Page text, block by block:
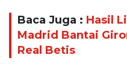
Baca Juga : Hasil
Madrid Bantai
Real Betis